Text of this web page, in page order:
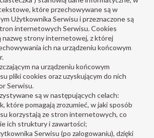
które przechowywane są w
Użytkownika Serwisu i przeznaczone są
internetowych Serwisu. Cookies
nazwę strony internetowej, z której
ich na urządzeniu końcowym
na urządzeniu końcowym
pliki cookies oraz uzyskującym do nich
Serwisu.
są w następujących celach:
które pomagają zrozumieć, w jaki sposób
korzystają ze stron internetowych, co
ich struktury i zawartości;
Serwisu (po zalogowaniu), dzięki